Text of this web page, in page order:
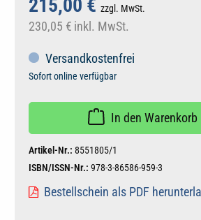
215,00 € zzgl. MwSt.
230,05 € inkl. MwSt.
Versandkostenfrei
Sofort online verfügbar
In den Warenkorb
Artikel-Nr.: 8551805/1
ISBN/ISSN-Nr.: 978-3-86586-959-3
Bestellschein als PDF